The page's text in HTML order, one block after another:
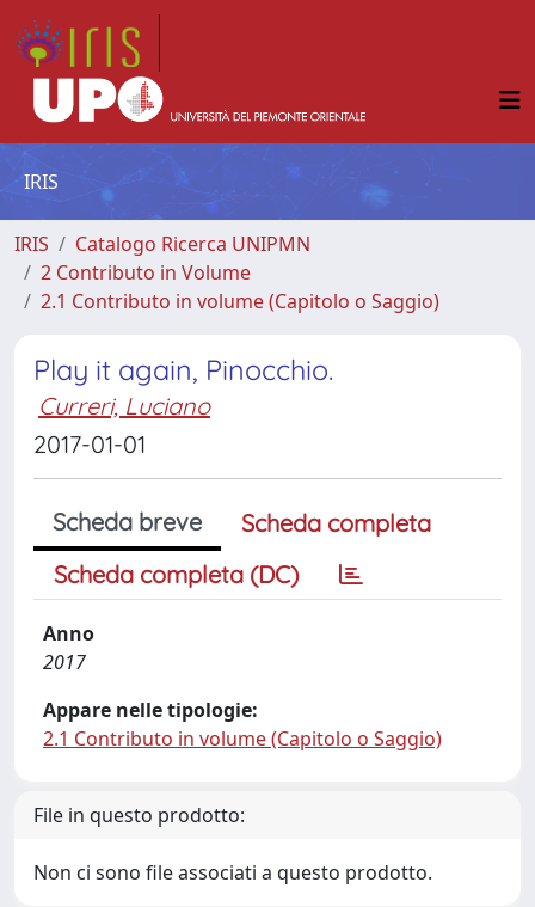
IRIS
IRIS
Catalogo Ricerca UNIPMN
2 Contributo in Volume
2.1 Contributo in volume (Capitolo o Saggio)
Play it again, Pinocchio.
Curreri, Luciano
2017-01-01
Scheda breve
Scheda completa
Scheda completa (DC)
Anno
2017
Appare nelle tipologie:
2.1 Contributo in volume (Capitolo o Saggio)
File in questo prodotto:
Non ci sono file associati a questo prodotto.